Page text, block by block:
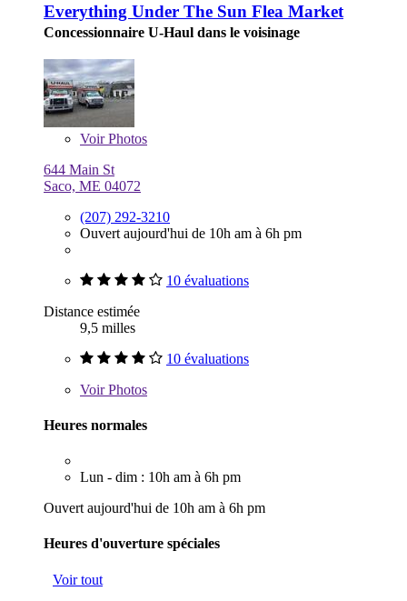
Everything Under The Sun Flea Market
Concessionnaire U-Haul dans le voisinage
VoirPhotos
644 Main St
Saco, ME 04072
(207) 292-3210
Ouvert aujourd'hui de 10h am à 6h pm
10 évaluations
Distance estimée
9,5 milles
10 évaluations
VoirPhotos
Heures normales
Lun - dim : 10h am à 6h pm
Ouvert aujourd'hui de 10h am à 6h pm
Heures d'ouverture spéciales
Voir tout